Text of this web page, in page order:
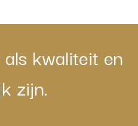
kwaliteit en
zijn.